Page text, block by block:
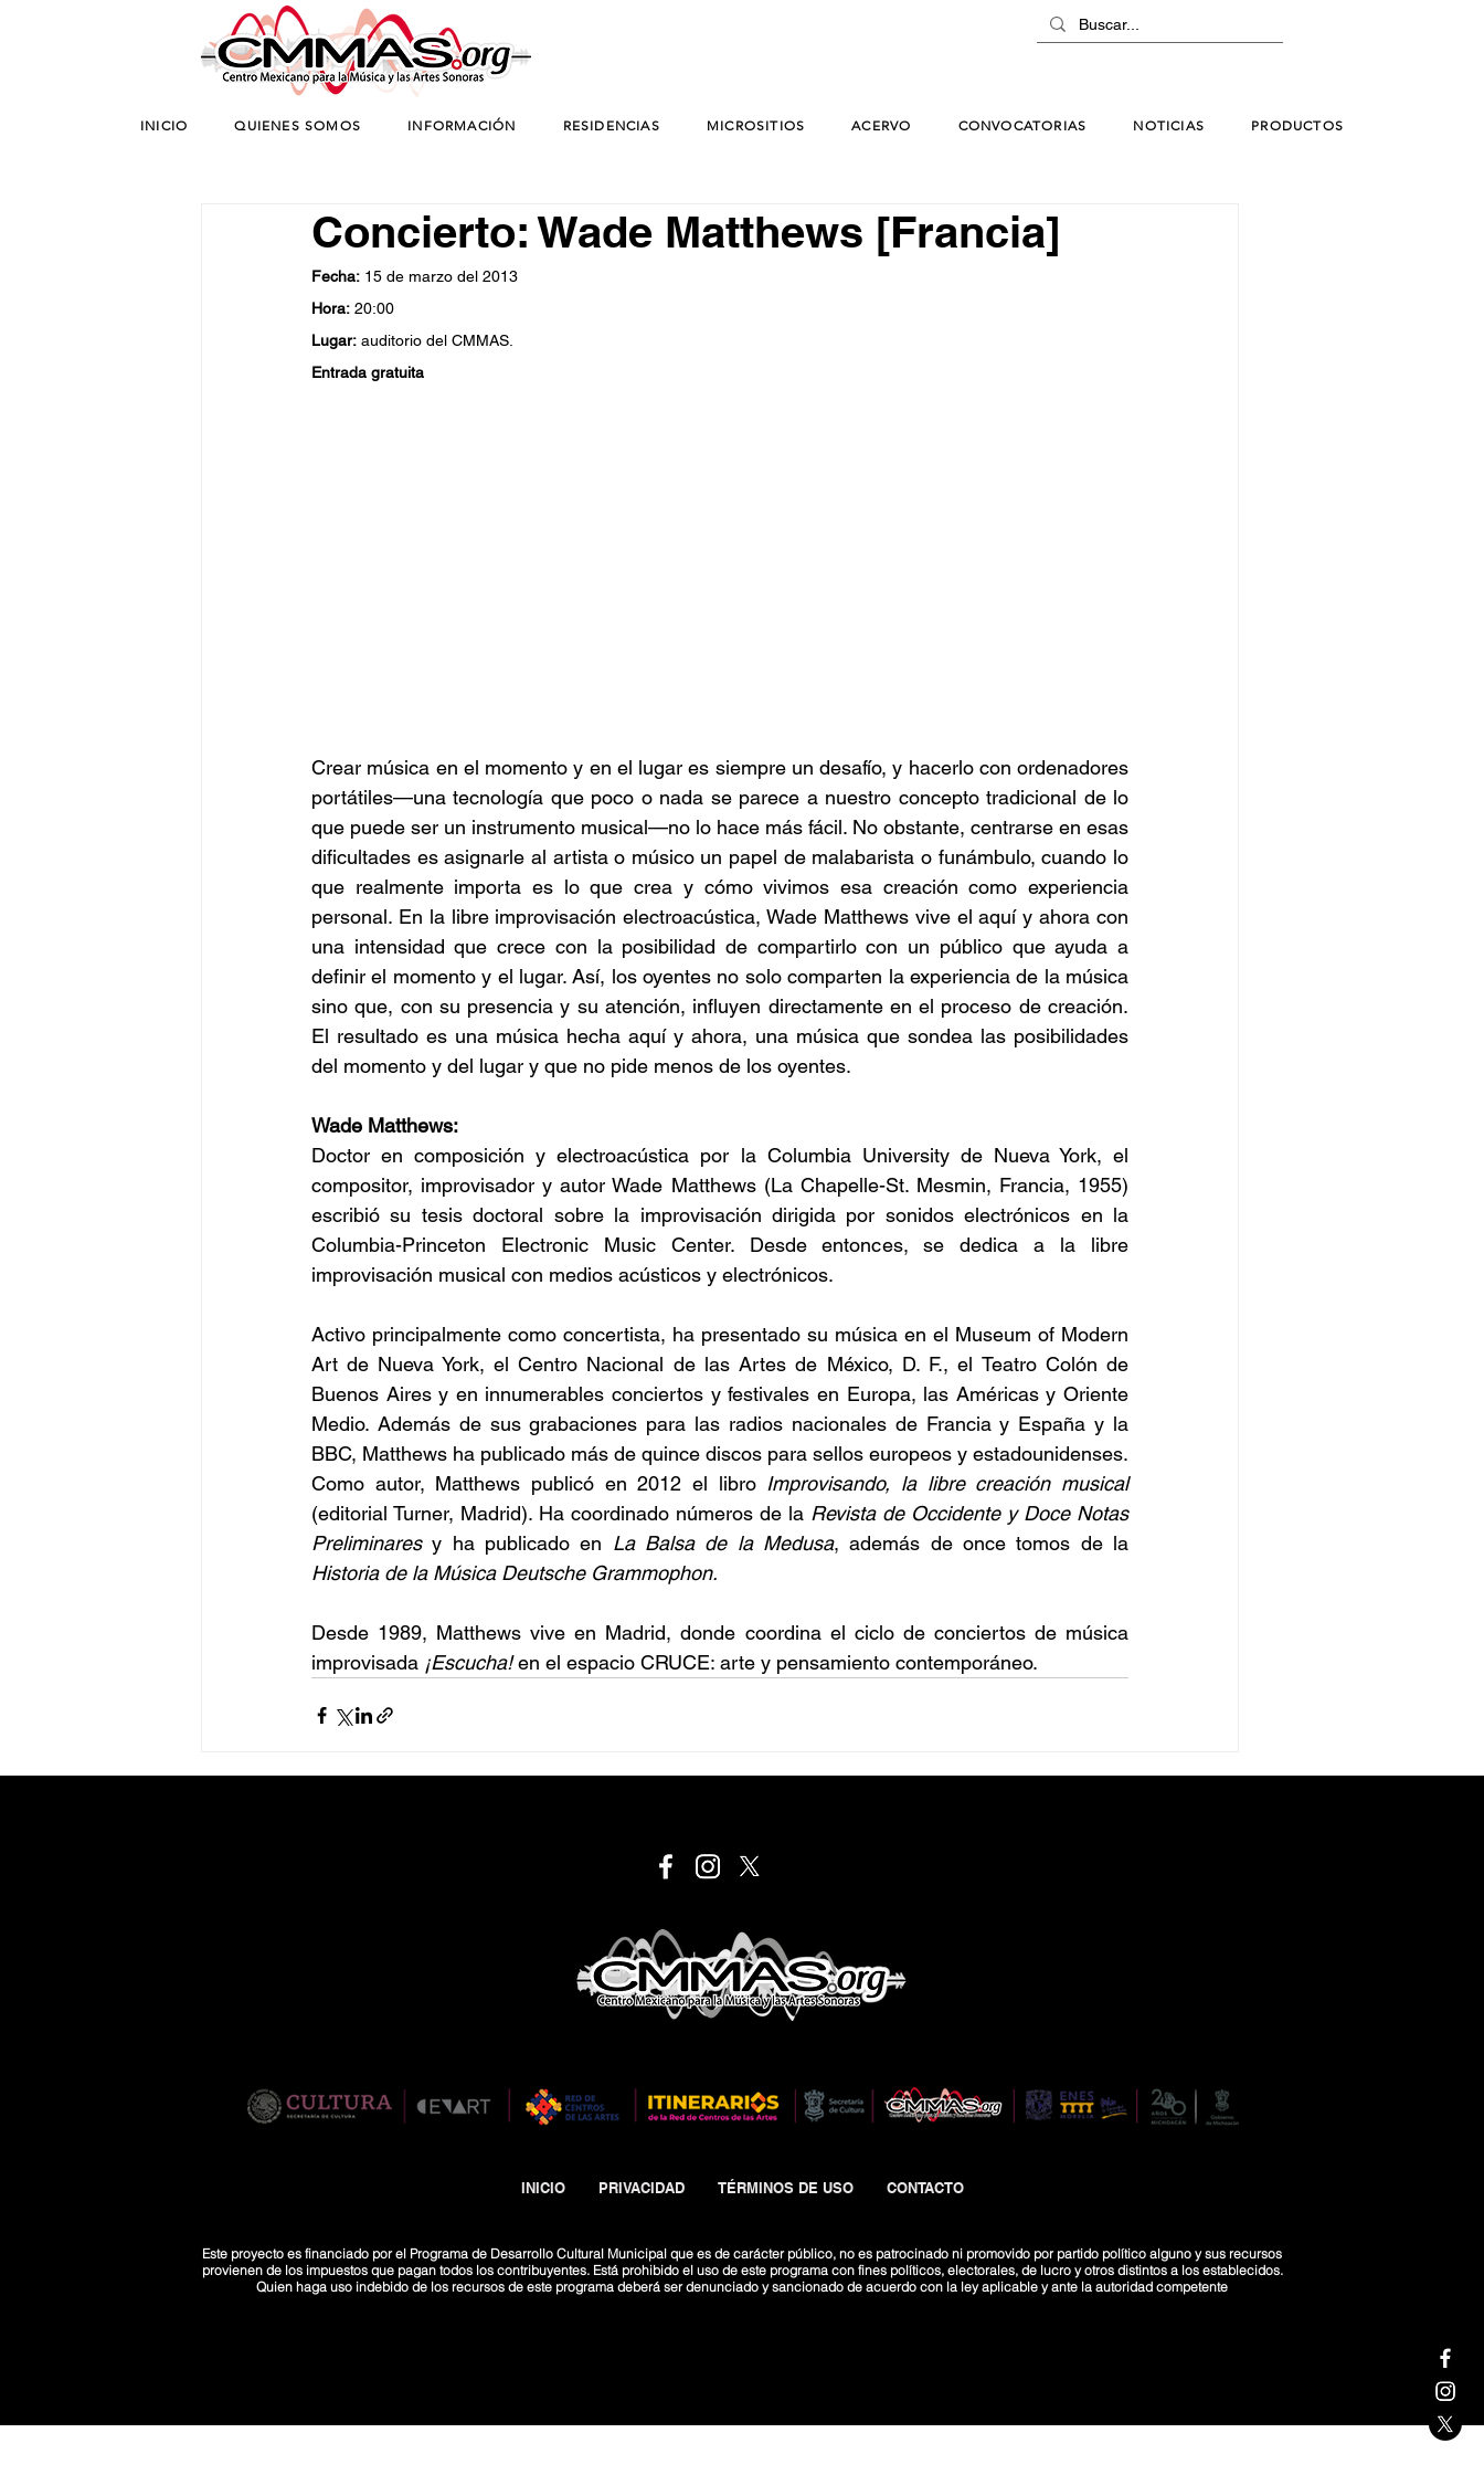
INICIO QUIENES SOMOS INFORMACIÓN RESIDENCIAS MICROSITIOS ACERVO CONVOCATORIAS NOTICIAS PRODUCTOS
Concierto: Wade Matthews [Francia]
Fecha: 15 de marzo del 2013
Hora: 20:00
Lugar: auditorio del CMMAS.
Entrada gratuita
Crear música en el momento y en el lugar es siempre un desafío, y hacerlo con ordenadores
portátiles—una tecnología que poco o nada se parece a nuestro concepto tradicional de lo
que puede ser un instrumento musical—no lo hace más fácil. No obstante, centrarse en esas
dificultades es asignarle al artista o músico un papel de malabarista o funámbulo, cuando lo
que realmente importa es lo que crea y cómo vivimos esa creación como experiencia
personal. En la libre improvisación electroacústica, Wade Matthews vive el aquí y ahora con
una intensidad que crece con la posibilidad de compartirlo con un público que ayuda a
definir el momento y el lugar. Así, los oyentes no solo comparten la experiencia de la música
sino que, con su presencia y su atención, influyen directamente en el proceso de creación.
El resultado es una música hecha aquí y ahora, una música que sondea las posibilidades
del momento y del lugar y que no pide menos de los oyentes.
Wade Matthews:
Doctor en composición y electroacústica por la Columbia University de Nueva York, el
compositor, improvisador y autor Wade Matthews (La Chapelle-St. Mesmin, Francia, 1955)
escribió su tesis doctoral sobre la improvisación dirigida por sonidos electrónicos en la
Columbia-Princeton Electronic Music Center. Desde entonces, se dedica a la libre
improvisación musical con medios acústicos y electrónicos.
Activo principalmente como concertista, ha presentado su música en el Museum of Modern
Art de Nueva York, el Centro Nacional de las Artes de México, D. F., el Teatro Colón de
Buenos Aires y en innumerables conciertos y festivales en Europa, las Américas y Oriente
Medio. Además de sus grabaciones para las radios nacionales de Francia y España y la
BBC, Matthews ha publicado más de quince discos para sellos europeos y estadounidenses.
Como autor, Matthews publicó en 2012 el libro Improvisando, la libre creación musical
(editorial Turner, Madrid). Ha coordinado números de la Revista de Occidente y Doce Notas
Preliminares y ha publicado en La Balsa de la Medusa
Historia de la Música Deutsche Grammophon.
Desde 1989, Matthews vive en Madrid, donde coordina el ciclo de conciertos de música
improvisada ¡Escucha! en el espacio CRUCE: arte y pensamiento contemporáneo.
INICIO PRIVACIDAD TÉRMINOS DE USO CONTACTO
Este proyecto es financiado por el Programa de Desarrollo Cultural Municipal que es de carácter público, no es patrocinado ni promovido por partido político alguno y sus recursos
provienen de los impuestos que pagan todos los contribuyentes. Está prohibido el uso de este programa con fines políticos, electorales, de lucro y otros distintos a los establecidos.
Quien haga uso indebido de los recursos de este programa deberá ser denunciado y sancionado de acuerdo con la ley aplicable y ante la autoridad competente